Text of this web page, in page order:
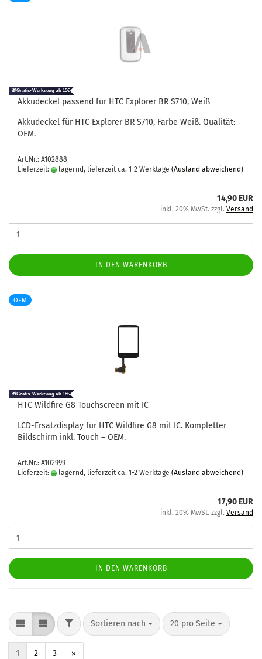
Ak­ku­de­ckel pas­send für HTC Ex­plo­rer BR S710, Weiß
Ak­ku­de­ckel für HTC Ex­plo­rer BR S710, Farbe Weiß. Qua­li­tät:
OEM.
Art.Nr.: A102888
Lieferzeit:
lagernd, lieferzeit ca. 1-2 Werktage (Ausland abweichend)
14,90 EUR
inkl. 20% MwSt. zzgl. Versand
IN DEN WARENKORB
OEM
HTC Wild­fire G8 Touch­screen mit IC
LCD-​Ersatzdisplay für HTC Wild­fire G8 mit IC. Kom­plet­ter
Bild­schirm inkl. Touch – OEM.
Art.Nr.: A102999
Lieferzeit:
lagernd, lieferzeit ca. 1-2 Werktage (Ausland abweichend)
17,90 EUR
inkl. 20% MwSt. zzgl. Versand
IN DEN WARENKORB
Sortieren nach 20 pro Seite
1 2 3 »